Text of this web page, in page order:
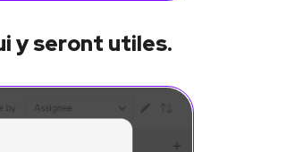
y seront utiles.